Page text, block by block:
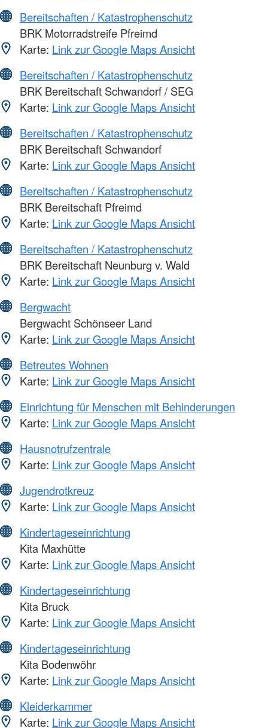
Bereitschaften / Katastrophenschutz
BRK Motorradstreife Pfreimd
Karte: Link zur Google Maps Ansicht
Bereitschaften / Katastrophenschutz
BRK Bereitschaft Schwandorf / SEG
Karte: Link zur Google Maps Ansicht
Bereitschaften / Katastrophenschutz
BRK Bereitschaft Schwandorf
Karte: Link zur Google Maps Ansicht
Bereitschaften / Katastrophenschutz
BRK Bereitschaft Pfreimd
Karte: Link zur Google Maps Ansicht
Bereitschaften / Katastrophenschutz
BRK Bereitschaft Neunburg v. Wald
Karte: Link zur Google Maps Ansicht
Bergwacht
Bergwacht Schönseer Land
Karte: Link zur Google Maps Ansicht
Betreutes Wohnen
Karte: Link zur Google Maps Ansicht
Einrichtung für Menschen mit Behinderungen
Karte: Link zur Google Maps Ansicht
Hausnotrufzentrale
Karte: Link zur Google Maps Ansicht
Jugendrotkreuz
Karte: Link zur Google Maps Ansicht
Kindertageseinrichtung
Kita Maxhütte
Karte: Link zur Google Maps Ansicht
Kindertageseinrichtung
Kita Bruck
Karte: Link zur Google Maps Ansicht
Kindertageseinrichtung
Kita Bodenwöhr
Karte: Link zur Google Maps Ansicht
Kleiderkammer
Karte: Link zur Google Maps Ansicht